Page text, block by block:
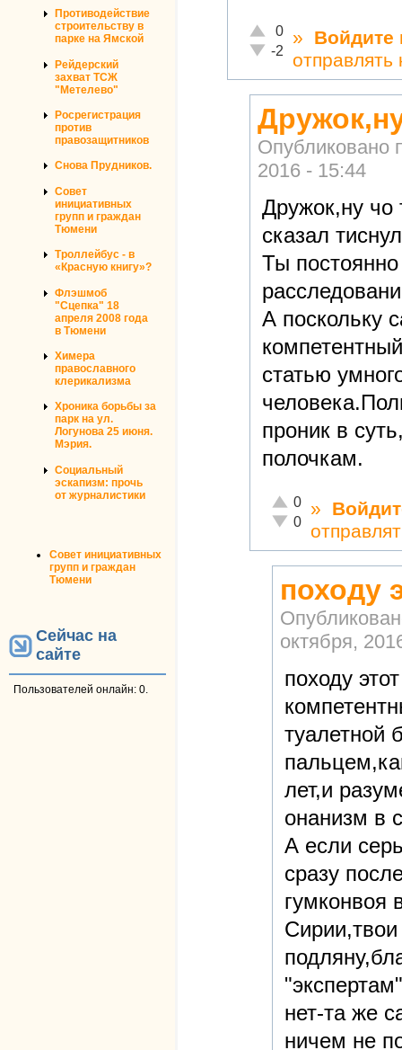
Противодействие
строительству в
парке на Ямской
Рейдерский
захват ТСЖ
"Метелево"
Росрегистрация
против
правозащитников
Снова Прудников.
Совет
инициативных
групп и граждан
Тюмени
Троллейбус - в
«Красную книгу»?
Флэшмоб
"Сцепка" 18
апреля 2008 года
в Тюмени
Химера
православного
клерикализма
Хроника борьбы за
парк на ул.
Логунова 25 июня.
Мэрия.
Социальный
эскапизм: прочь
от журналистики
Совет инициативных
групп и граждан
Тюмени
Сейчас на
сайте
Пользователей онлайн: 0.
Отлично!
0
Неадекватно!
-2
» Войдите
Опубликовано
2016 - 15:44
Дружок,ну чо
сказал
Ты
А поскольку
статью
проник в
полочкам.
Отлично!
0
Неадекватно!
0
»
походу
октября,
походу
туалетной
лет,и
онанизм в
А если
сразу
гумконвоя
нет-та же
ничем не